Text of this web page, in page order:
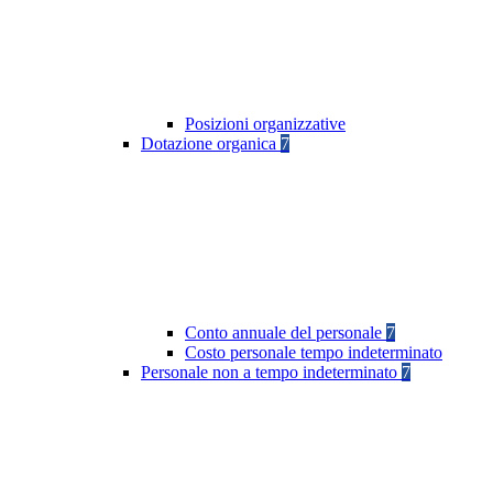
Posizioni organizzative
Dotazione organica 7
Conto annuale del personale 7
Costo personale tempo indeterminato
Personale non a tempo indeterminato 7